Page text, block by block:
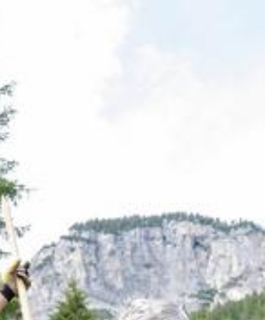
Leben und Freizeit
Bäume für den Schutzwald, Zirkus-
Verwechslungsgefahr und ein Jubiläum
Jede Woche präsentieren wir euch an dieser Stelle sieben
eindrückliche Bilder unserer Fotografinnen aus der vergangenen
Woche.
Livia Mauerhofer
12.06.2022, 04:30 Uhr